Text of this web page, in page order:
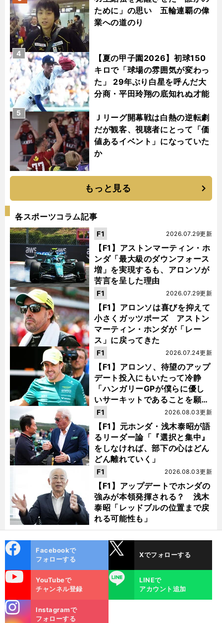
ために」の思い 五輪連覇の偉
業への道のり
【夏の甲子園2026】初球150
キロで「球場の雰囲気が変わっ
た」 29年ぶり白星を呼んだ大
分商・平田玲翔の底知れぬ才能
4
Ｊリーグ開幕戦は白熱の逆転劇
だが観客、視聴者にとって「価
値あるイベント」になっていた
か
5
もっと見る
各スポーツコラム記事
【F1】アストンマーティン・ホ
ンダ「最大級のダウンフォース
増」を実現するも、アロンソが
苦言を呈した理由
2026.07.29更新
F1
【F1】アロンソは喜びを抑えて
小さくガッツポーズ アストン
マーティン・ホンダが「レー
ス」に戻ってきた
2026.07.29更新
F1
【F1】アロンソ、待望のアップ
デート投入にもいたって冷静
「ハンガリーGPが僕らに優し
いサーキットであることを願
う」
2026.07.24更新
F1
【F1】元ホンダ・浅木泰昭が語
るリーダー論「『選択と集中』
をしなければ、部下の心はどん
どん離れていく」
2026.08.03更新
F1
【F1】アップデートでホンダの
強みが本領発揮される？ 浅木
泰昭「レッドブルの位置まで戻
れる可能性も」
2026.08.03更新
F1
ok
Facebookで
フォローする
Xでフォローする
YouTubeで
チャンネル登録
LINE
LINEで
アカウント追加
m
Instagramで
フォローする